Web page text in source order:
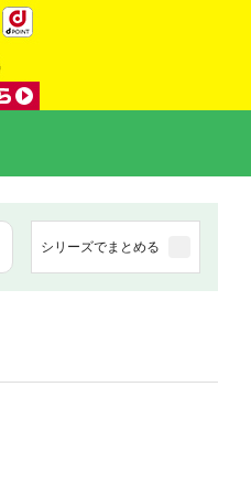
シリーズでまとめる